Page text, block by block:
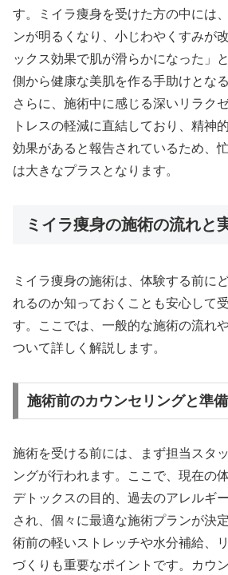
す。ミイラ痩身を受けた方の中には
ンが明るくなり、小じわやくすみが
ックス効果で肌が滑らかになった」
側から健康な美肌を作る手助けとな
さらに、施術中に感じる深いリラク
トレスの軽減に直結しており、精神
効果があると報告されているため、
は大きなプラスとなります。
ミイラ痩身の施術の流れと
ミイラ痩身の施術は、体験する前に
れるのか知っておくことも安心して
す。ここでは、一般的な施術の流れ
ついて詳しく解説します。
施術前のカウンセリングと準備
施術を受ける前には、まず担当スタ
ングが行われます。ここで、現在の
デトックスの目的、過去のアレルギ
され、個々に最適な施術プランが決
術前の軽いストレッチや水分補給、
づくりも重要なポイントです。カウ